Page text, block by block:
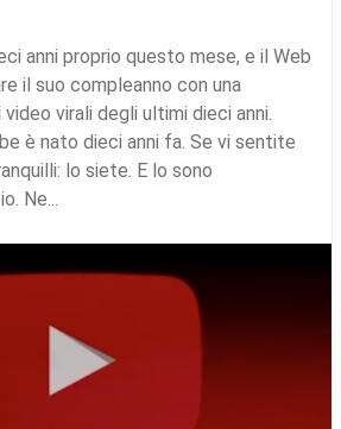
anni proprio questo mese, e il Web
il suo compleanno con una
virali degli ultimi dieci anni.
è nato dieci anni fa. Se vi sentite
lo siete. E lo sono
Ne...